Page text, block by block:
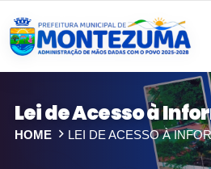
Lei de Acesso à
HOME LEI DE ACESSO À